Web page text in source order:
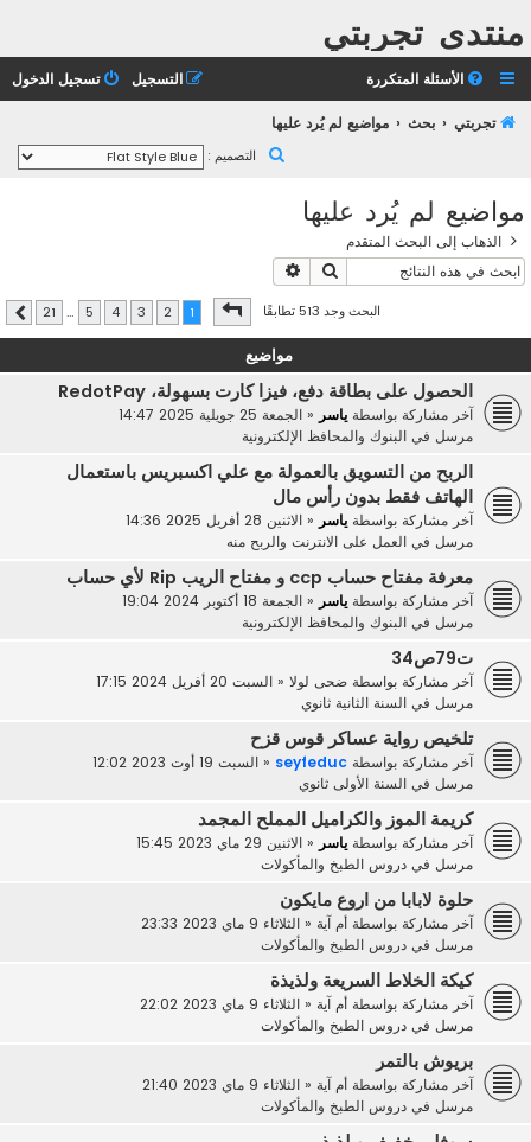
منتدى تجربتي
الأسئلة المتكررة تسجيل الدخول التسجيل
تجربتي بحث مواضيع لم يُرد عليها
التصميم :
ب
مواضيع لم يُرد عليها
الذهاب إلى البحث المتقدم
بحث
البحث وجد 513 تطابقًا صفحة1 من21
2
3
4
5
…
21 التالي
مواضيع
الحصول على بطاقة دفع، فيزا كارت بسهولة، RedotPay
آخر مشاركة بواسطة ياسر« الجمعة 25 جويلية 2025 14:47
مرسل في البنوك والمحافظ الإلكترونية
الربح من التسويق بالعمولة مع علي اكسبريس باستعمال
الهاتف فقط بدون رأس مال
آخر مشاركة بواسطة ياسر« الاثنين 28 أفريل 2025 14:36
مرسل في العمل على الانترنت والربح منه
معرفة مفتاح حساب ccp و مفتاح الريب Rip لأي حساب
آخر مشاركة بواسطة ياسر« الجمعة 18 أكتوبر 2024 19:04
مرسل في البنوك والمحافظ الإلكترونية
ت79ص34
آخر مشاركة بواسطة ضحى لولا« السبت 20 أفريل 2024 17:15
مرسل في السنة الثانية ثانوي
تلخيص رواية عساكر قوس قزح
آخر مشاركة بواسطة seyfeduc
« السبت 19 أوت 2023 12:02
مرسل في السنة الأولى ثانوي
كريمة الموز والكراميل المملح المجمد
آخر مشاركة بواسطة ياسر« الاثنين 29 ماي 2023 15:45
مرسل في دروس الطبخ والمأكولات
حلوة لابابا من اروع مايكون
آخر مشاركة بواسطة أم آية« الثلاثاء 9 ماي 2023 23:33
مرسل في دروس الطبخ والمأكولات
كيكة الخلاط السريعة ولذيذة
آخر مشاركة بواسطة أم آية« الثلاثاء 9 ماي 2023 22:02
مرسل في دروس الطبخ والمأكولات
بريوش بالتمر
آخر مشاركة بواسطة أم آية« الثلاثاء 9 ماي 2023 21:40
مرسل في دروس الطبخ والمأكولات